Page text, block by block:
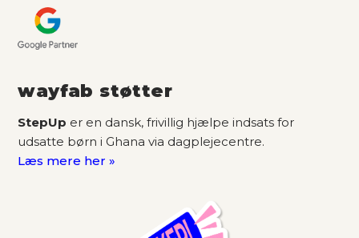
wayfab støtter
StepUp er en dansk, frivillig hjælpe indsats for
udsatte børn i Ghana via dagplejecentre.
Læs mere her »